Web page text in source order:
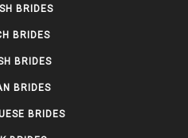
BRIDES
BRIDES
BRIDES
BRIDES
BRIDES